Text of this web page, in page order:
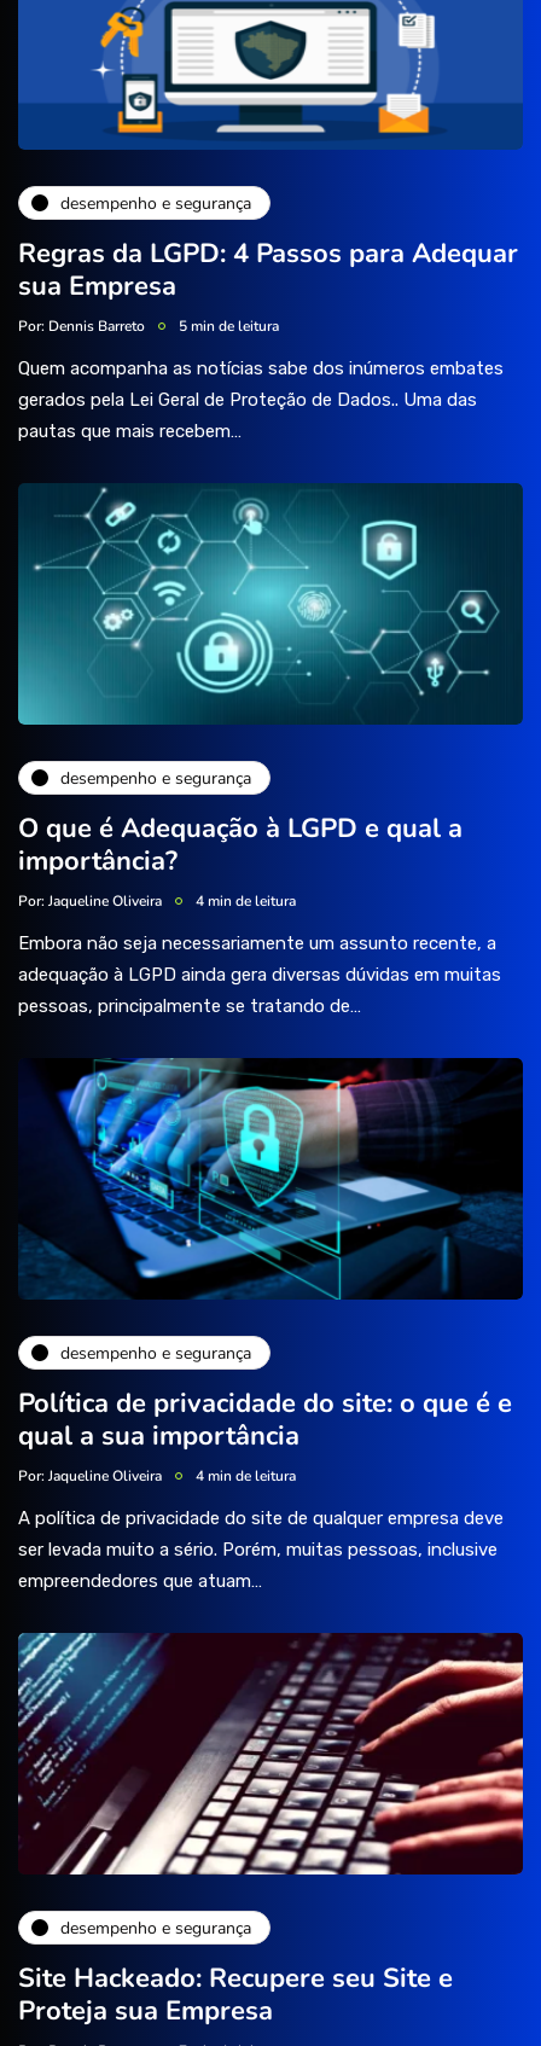
desempenho e segurança
Regras da LGPD: 4 Passos para Adequar
sua Empresa
Por: Dennis Barreto 5 min de leitura
Quem acompanha as notícias sabe dos inúmeros embates
gerados pela Lei Geral de Proteção de Dados.. Uma das
pautas que mais recebem…
desempenho e segurança
O que é Adequação à LGPD e qual a
importância?
Por: Jaqueline Oliveira 4 min de leitura
Embora não seja necessariamente um assunto recente, a
adequação à LGPD ainda gera diversas dúvidas em muitas
pessoas, principalmente se tratando de…
desempenho e segurança
Política de privacidade do site: o que é e
qual a sua importância
Por: Jaqueline Oliveira 4 min de leitura
A política de privacidade do site de qualquer empresa deve
ser levada muito a sério. Porém, muitas pessoas, inclusive
empreendedores que atuam…
desempenho e segurança
Site Hackeado: Recupere seu Site e
Proteja sua Empresa